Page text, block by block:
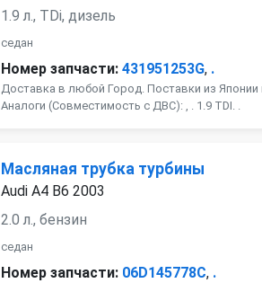
1.9 л., TDi, дизель
седан
Номер запчасти: 431951253G, .
Доставка в любой Город. Поставки из Японии
Аналоги (Совместимость с ДВС): , . 1.9 TDI. .
Масляная трубка турбины
Audi A4 B6 2003
2.0 л., бензин
седан
Номер запчасти: 06D145778C, .